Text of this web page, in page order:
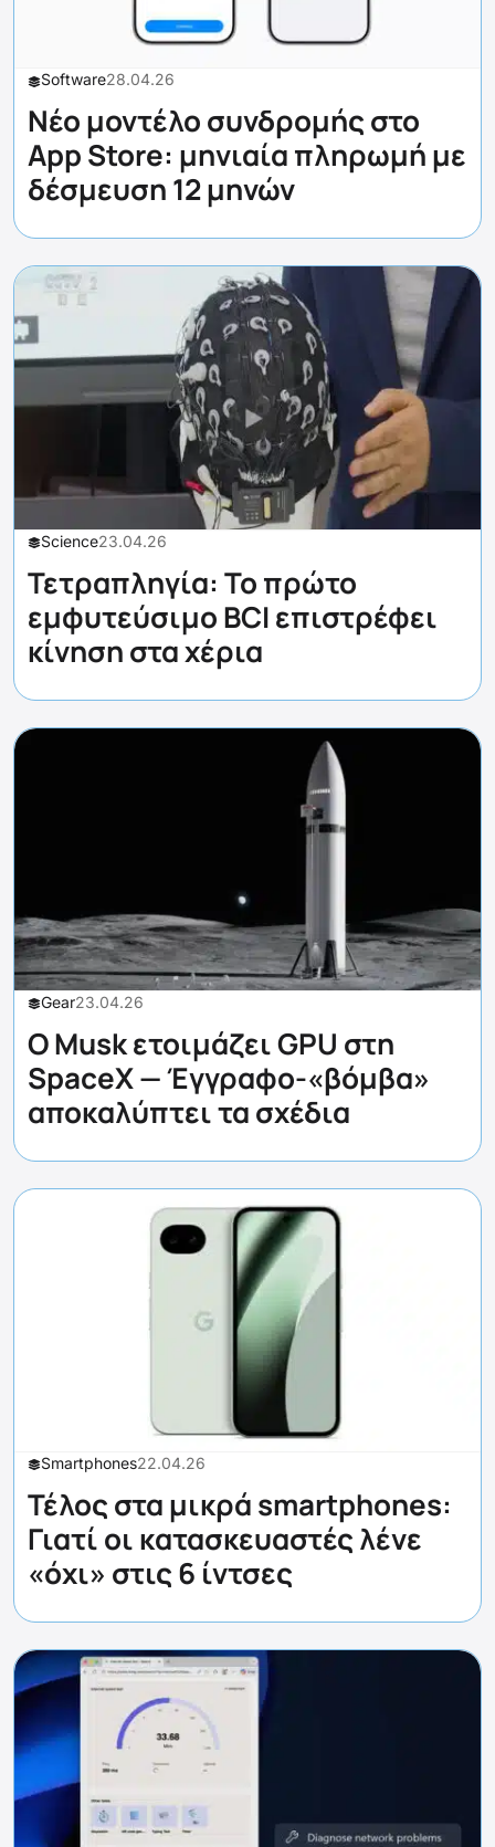
Software28.04.26
Νέο μοντέλο συνδρομής στο
App Store: μηνιαία πληρωμή με
δέσμευση 12 μηνών
Science23.04.26
Τετραπληγία: Το πρώτο
εμφυτεύσιμο BCI επιστρέφει
κίνηση στα χέρια
Gear23.04.26
Ο Musk ετοιμάζει GPU στη
SpaceX — Έγγραφο-«βόμβα»
αποκαλύπτει τα σχέδια
Smartphones22.04.26
Τέλος στα μικρά smartphones:
Γιατί οι κατασκευαστές λένε
«όχι» στις 6 ίντσες